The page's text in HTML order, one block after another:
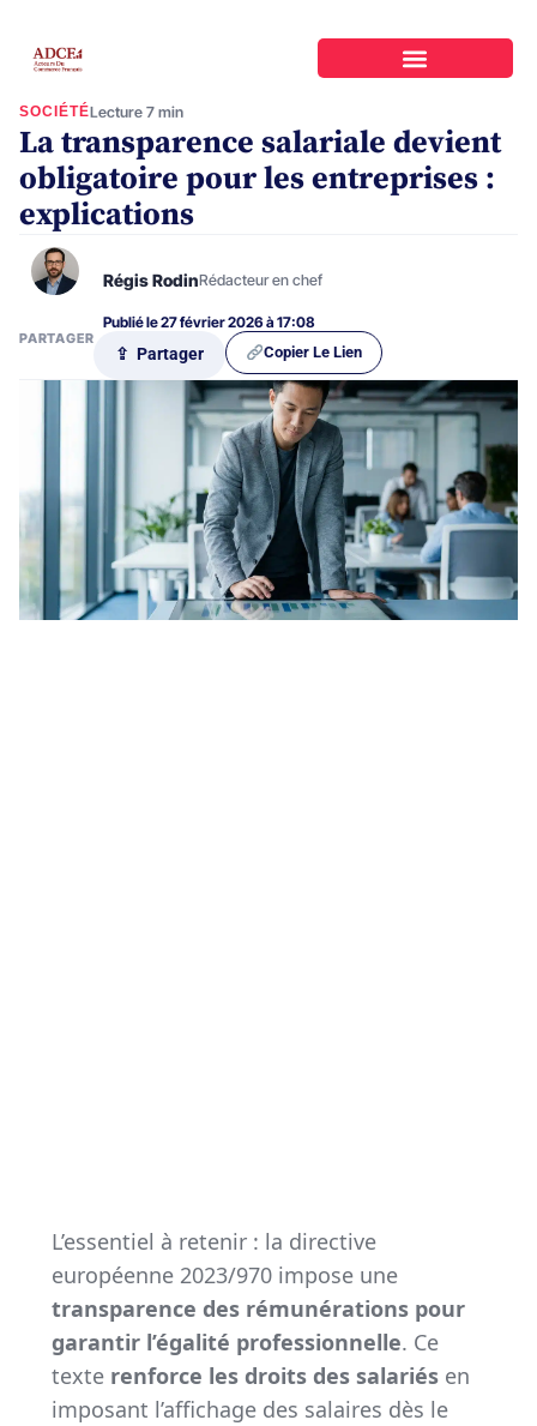
SOCIÉTÉLecture 7 min
La transparence salariale devient
obligatoire pour les entreprises :
explications
Régis RodinRédacteur en chef
Publié le 27 février 2026 à 17:08
PARTAGER
⇪ Partager Copier Le Lien
L’essentiel à retenir : la directive
européenne 2023/970 impose une
transparence des rémunérations pour
garantir l’égalité professionnelle. Ce
texte renforce les droits des salariésen
imposant l’affichage des salaires dès le